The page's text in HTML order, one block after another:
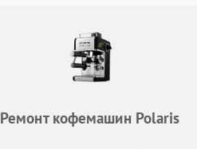
Ремонт кофемашин Polaris